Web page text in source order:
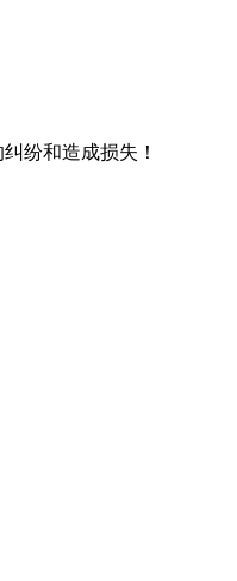
纷和造成损失！